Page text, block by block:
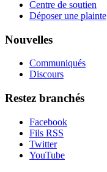
Centre de soutien
Déposer une plainte
Nouvelles
Communiqués
Discours
Restez branchés
Facebook
Fils RSS
Twitter
YouTube